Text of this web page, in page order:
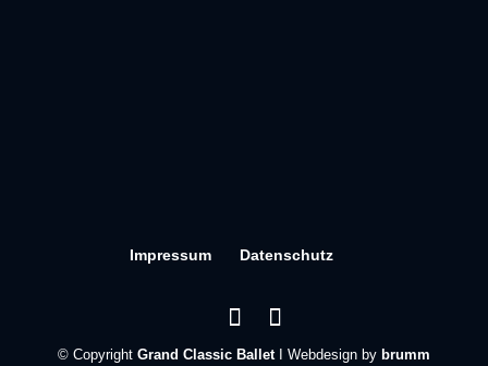
Impressum Datenschutz
© Copyright Grand Classic BalletI Webdesign by brumm